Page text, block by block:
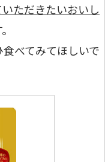
いただきたいおいし
食べてみてほしいで